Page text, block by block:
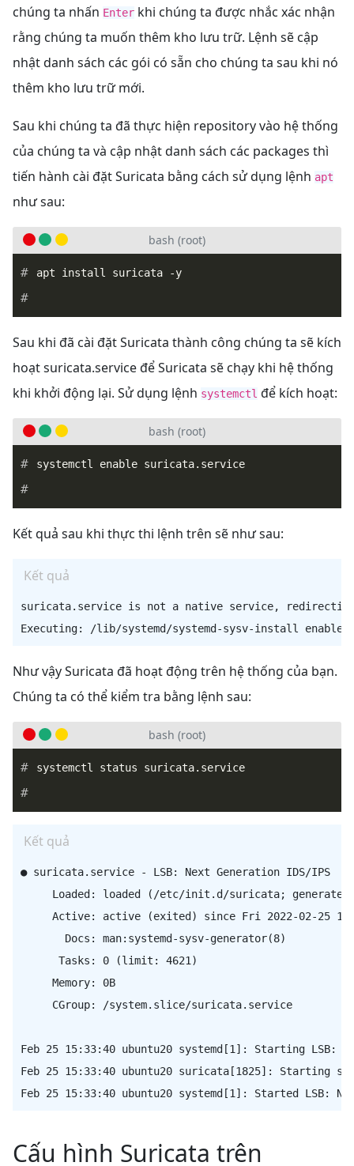
chúng ta nhấn Enter khi chúng ta được nhắc xác nhận
rằng chúng ta muốn thêm kho lưu trữ. Lệnh sẽ cập
nhật danh sách các gói có sẵn cho chúng ta sau khi nó
thêm kho lưu trữ mới.
Sau khi chúng ta đã thực hiện repository vào hệ thống
của chúng ta và cập nhật danh sách các packages thì
tiến hành cài đặt Suricata bằng cách sử dụng lệnh apt
như sau:
bash (root)
Sau khi đã cài đặt Suricata thành công chúng ta sẽ kích
hoạt suricata.service để Suricata sẽ chạy khi hệ thống
khi khởi động lại. Sử dụng lệnh systemctl để kích hoạt:
bash (root)
Kết quả sau khi thực thi lệnh trên sẽ như sau:
Kết quả
suricata.service is not a native service,
Như vậy Suricata đã hoạt động trên hệ thống của bạn.
Chúng ta có thể kiểm tra bằng lệnh sau:
bash (root)
Kết quả
● suricata.service - LSB: Next Generation IDS/IPS
Loaded: loaded (/etc/init.d/suricata;
Active: active (exited) since Fri 2022-02-25
       Docs: man:systemd-sysv-generator(8)
      Tasks: 0 (limit: 4621)
     Memory: 0B
     CGroup: /system.slice/suricata.service
Feb 25 15:33:40 ubuntu20 systemd[1]: Starting LSB:
Feb 25 15:33:40 ubuntu20 suricata[1825]: Starting
Cấu hình Suricata trên